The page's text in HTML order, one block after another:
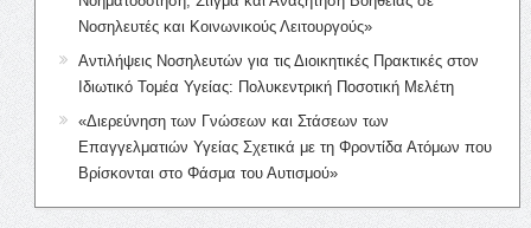
Νοσηλευτές και Κοινωνικούς Λειτουργούς»
Αντιλήψεις Νοσηλευτών για τις Διοικητικές Πρακτικές στον
Ιδιωτικό Τομέα Υγείας: Πολυκεντρική Ποσοτική Μελέτη
«Διερεύνηση των Γνώσεων και Στάσεων των
Επαγγελματιών Υγείας Σχετικά με τη Φροντίδα Ατόμων που
Βρίσκονται στο Φάσμα του Αυτισμού»